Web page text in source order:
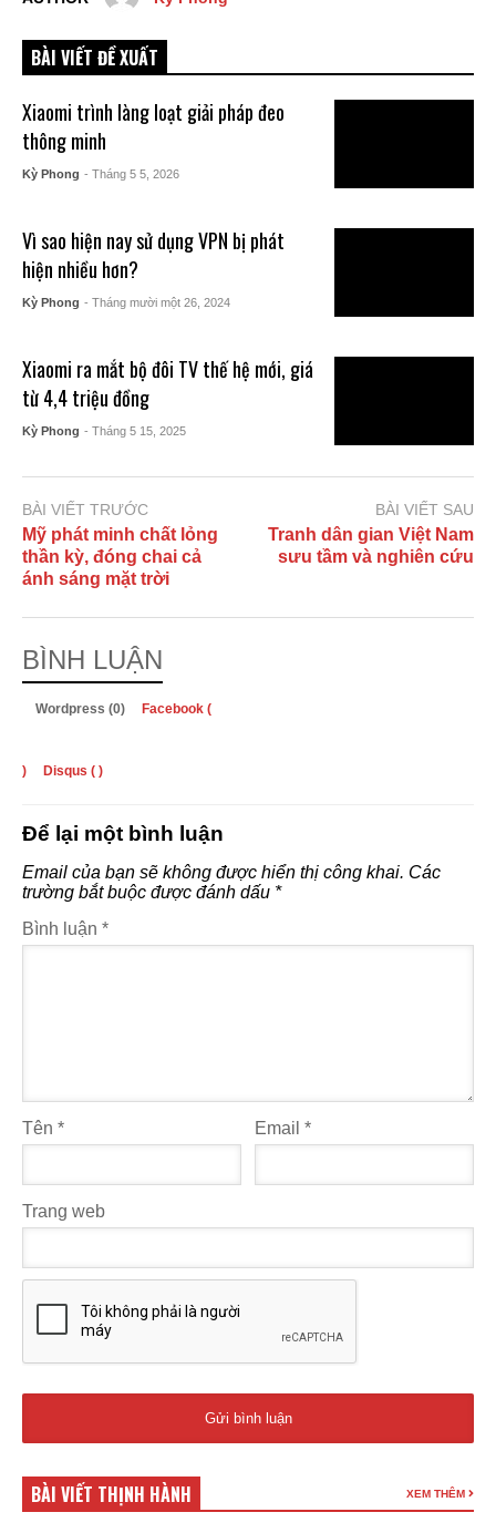
BÀI VIẾT ĐỀ XUẤT
Xiaomi trình làng loạt giải pháp đeo
thông minh
Kỳ Phong - Tháng 5 5, 2026
Vì sao hiện nay sử dụng VPN bị phát
hiện nhiều hơn?
Kỳ Phong - Tháng mười một 26, 2024
Xiaomi ra mắt bộ đôi TV thế hệ mới, giá
từ 4,4 triệu đồng
Kỳ Phong - Tháng 5 15, 2025
BÀI VIẾT TRƯỚC
Mỹ phát minh chất lỏng
thần kỳ, đóng chai cả
ánh sáng mặt trời
BÀI VIẾT SAU
Tranh dân gian Việt Nam
sưu tầm và nghiên cứu
BÌNH LUẬN
Wordpress (0) Facebook (
) Disqus ( )
Để lại một bình luận
Email của bạn sẽ không được hiển thị công khai. Các
trường bắt buộc được đánh dấu *
Bình luận *
Tên * Email*
Trang web
BÀI VIẾT THỊNH HÀNH XEM THÊM